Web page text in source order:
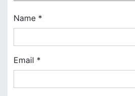
Name *
Email *